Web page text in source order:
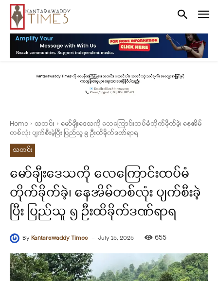
Home သတင်း
မော်ချီးဒေသကို လေကြောင်းထပ်မံတိုက်ခိုက်ခဲ့၊ နေအိမ်
တစ်လုံး ပျက်စီးခဲ့ပြီး ပြည်သူ ၅ ဦးထိခိုက်ဒဏ်ရာရ
သတင်း
မော်ချီးဒေသကို လေကြောင်းထပ်မံ
တိုက်ခိုက်ခဲ့၊ နေအိမ်တစ်လုံး ပျက်စီးခဲ့
ပြီး ပြည်သူ ၅ ဦးထိခိုက်ဒဏ်ရာရ
ByKantarawaddy Times - July 15, 2025 655